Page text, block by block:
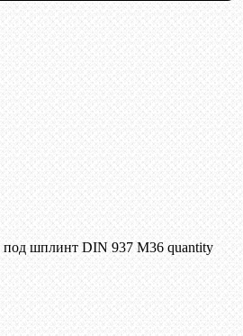
под шплинт DIN 937 М36 quantity